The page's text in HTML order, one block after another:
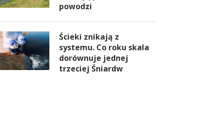
powodzi
Ścieki znikają z
systemu. Co roku skala
dorównuje jednej
trzeciej Śniardw